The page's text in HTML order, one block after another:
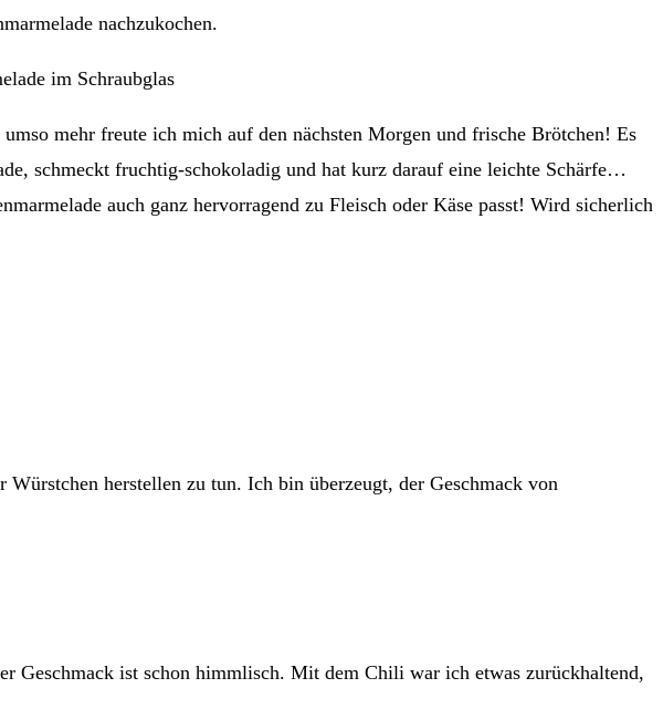
nachzukochen.
mehr freute ich mich auf den nächsten Morgen und frische Brötchen! Es
schmeckt fruchtig-schokoladig und hat kurz darauf eine leichte Schärfe…
auch ganz hervorragend zu Fleisch oder Käse passt! Wird sicherlich
herstellen zu tun. Ich bin überzeugt, der Geschmack von
Geschmack ist schon himmlisch. Mit dem Chili war ich etwas zurückhaltend,